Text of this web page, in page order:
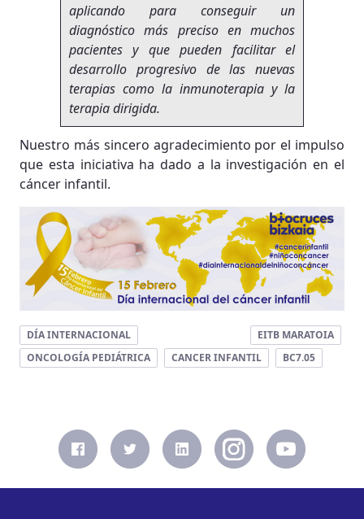
aplicando para conseguir un
diagnóstico más preciso en muchos
pacientes y que pueden facilitar el
desarrollo progresivo de las nuevas
terapias como la inmunoterapia y la
terapia dirigida.
Nuestro más sincero agradecimiento por el impulso
que esta iniciativa ha dado a la investigación en el
cáncer infantil.
DÍA INTERNACIONAL
EITB MARATOIA
ONCOLOGÍA PEDIÁTRICA
CANCER INFANTIL BC7.05